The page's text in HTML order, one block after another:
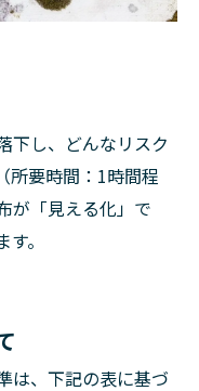
下し、どんなリスク
所要時間：1時間程
が「見える化」で
。
は、下記の表に基づ